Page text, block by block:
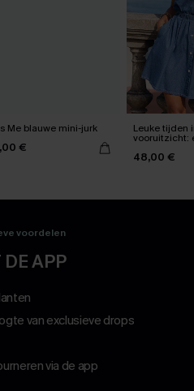
Me blauwe mini-jurk
€
Leuke tijden
vooruitzicht:
48,00 €
voordelen
DE APP
van exclusieve drops
via de app